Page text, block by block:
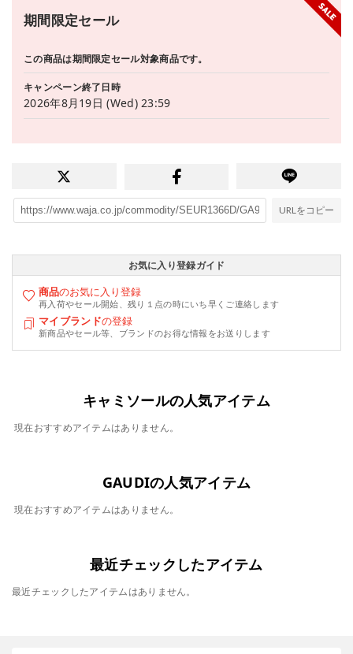
期間限定セール
この商品は期間限定セール対象商品です。
キャンペーン終了日時
2026年8月19日 (Wed) 23:59
URLをコピー
お気に入り登録ガイド
商品のお気に入り登録
再入荷やセール開始、残り１点の時にいち早くご連絡します
マイブランドの登録
新商品やセール等、ブランドのお得な情報をお送りします
キャミソールの人気アイテム
現在おすすめアイテムはありません。
GAUDIの人気アイテム
現在おすすめアイテムはありません。
最近チェックしたアイテム
最近チェックしたアイテムはありません。